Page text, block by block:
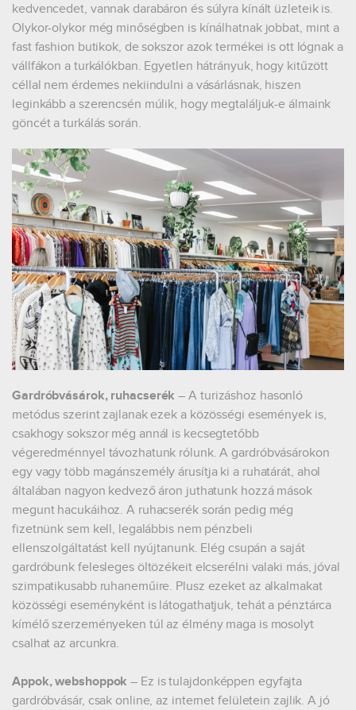
kedvencedet, vannak darabáron és súlyra kínált üzleteik is.
Olykor-olykor még minőségben is kínálhatnak jobbat, mint a
fast fashion butikok, de sokszor azok termékei is ott lógnak a
vállfákon a turkálókban. Egyetlen hátrányuk, hogy kitűzött
céllal nem érdemes nekiindulni a vásárlásnak, hiszen
leginkább a szerencsén múlik, hogy megtaláljuk-e álmaink
göncét a turkálás során.
Gardróbvásárok, ruhacserék –A turizáshoz hasonló
metódus szerint zajlanak ezek a közösségi események is,
csakhogy sokszor még annál is kecsegtetőbb
végeredménnyel távozhatunk rólunk. A gardróbvásárokon
egy vagy több magánszemély árusítja ki a ruhatárát, ahol
általában nagyon kedvező áron juthatunk hozzá mások
megunt hacukáihoz. A ruhacserék során pedig még
fizetnünk sem kell, legalábbis nem pénzbeli
ellenszolgáltatást kell nyújtanunk. Elég csupán a saját
gardróbunk felesleges öltözékeit elcserélni valaki más, jóval
szimpatikusabb ruhaneműire. Plusz ezeket az alkalmakat
közösségi eseményként is látogathatjuk, tehát a pénztárca
kímélő szerzeményeken túl az élmény maga is mosolyt
csalhat az arcunkra.
Appok, webshoppok – Ez is tulajdonképpen egyfajta
gardróbvásár, csak online, az internet felületein zajlik. A jó